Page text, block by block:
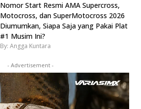
Nomor Start Resmi AMA Supercross,
Motocross, dan SuperMotocross 2026
Diumumkan, Siapa Saja yang Pakai Plat
#1 Musim Ini?
By: Angga Kuntara
- Advertisement -